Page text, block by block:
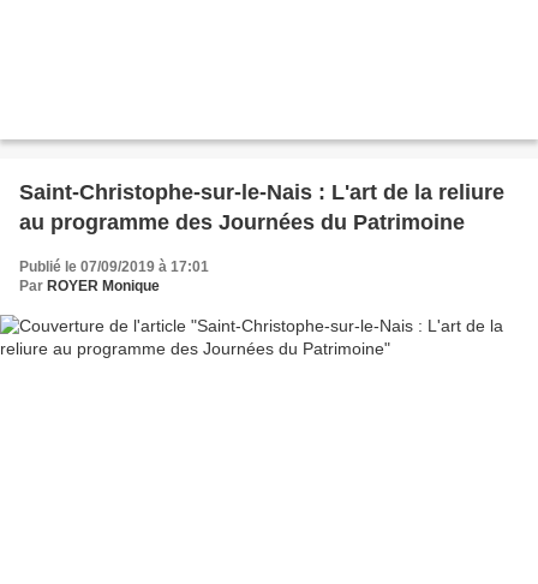
Saint-Christophe-sur-le-Nais : L'art de la reliure
au programme des Journées du Patrimoine
Publié le 07/09/2019 à 17:01
Par ROYER Monique